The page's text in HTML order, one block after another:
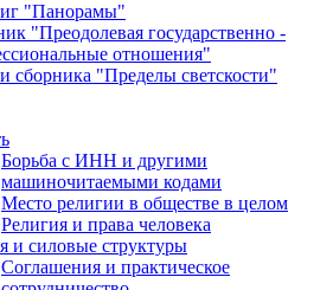
"Панорамы"
"Преодолевая государственно -
отношения"
сборника "Пределы светскости"
Борьба с ИНН и другими
машиночитаемыми кодами
Место религии в обществе в целом
Религия и права человека
и силовые структуры
Соглашения и практическое